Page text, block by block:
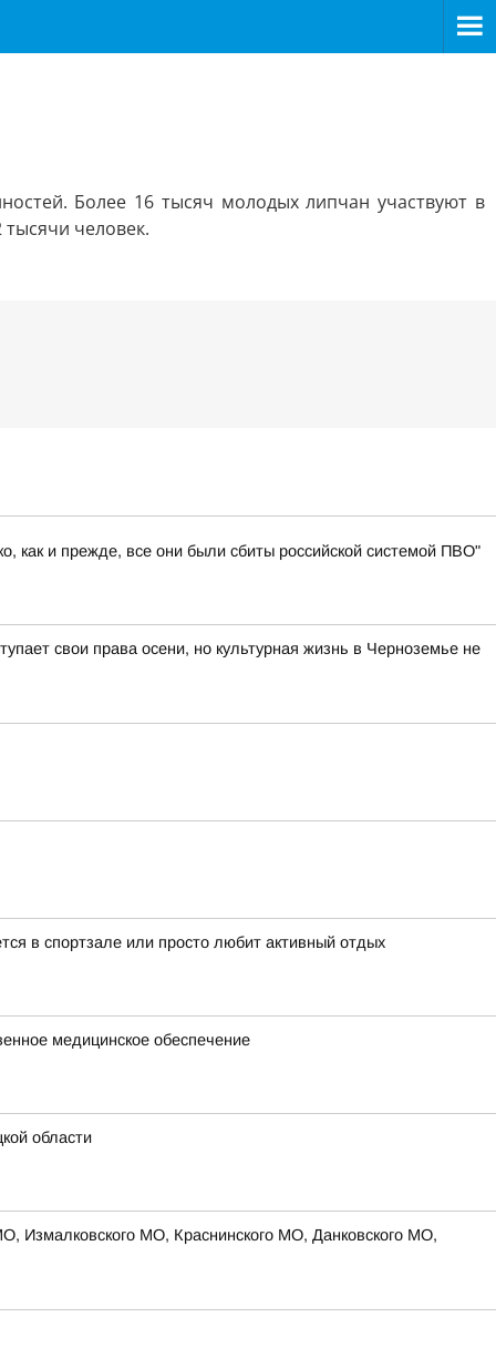
Более 16 тысяч молодых липчан участвуют в
человек.
как и прежде, все они были сбиты российской системой ПВО"
свои права осени, но культурная жизнь в Черноземье не
в спортзале или просто любит активный отдых
медицинское обеспечение
области
Измалковского МО, Краснинского МО, Данковского МО,